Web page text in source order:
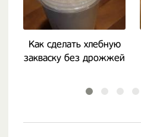
Как сделать хлебную
закваску без дрожжей